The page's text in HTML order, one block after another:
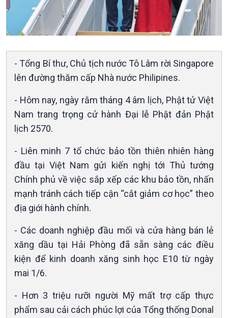
Xã hội
360 độ Sức khỏe
Chuyển đổi Xanh
Tài nguyên và Môi trường
Xã hội chuyển động
Bước chân đến trường
Khoa học & Công nghệ
Kết nối công nghệ
Sống chung với biến đổi
- Tổng Bí thư, Chủ tịch nước Tô Lâm rời Singapore
lên đường thăm cấp Nhà nước Philipines.
- Hôm nay, ngày rằm tháng 4 âm lịch, Phật tử Việt
Nam trang trọng cử hành Đại lễ Phật đản Phật
lịch 2570.
- Liên minh 7 tổ chức bảo tồn thiên nhiên hàng
đầu tại Việt Nam gửi kiến nghị tới Thủ tướng
Chính phủ về việc sắp xếp các khu bảo tồn, nhấn
mạnh tránh cách tiếp cận “cắt giảm cơ học” theo
địa giới hành chính.
- Các doanh nghiệp đầu mối và cửa hàng bán lẻ
xăng dầu tại Hải Phòng đã sẵn sàng các điều
kiện để kinh doanh xăng sinh học E10 từ ngày
mai 1/6.
- Hơn 3 triệu rưỡi người Mỹ mất trợ cấp thực
phẩm sau cải cách phúc lợi của Tổng thống Donal